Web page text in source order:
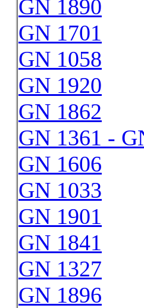
GN 1890
GN 1701
GN 1058
GN 1920
GN 1862
GN 1361 -
GN 1606
GN 1033
GN 1901
GN 1841
GN 1327
GN 1896